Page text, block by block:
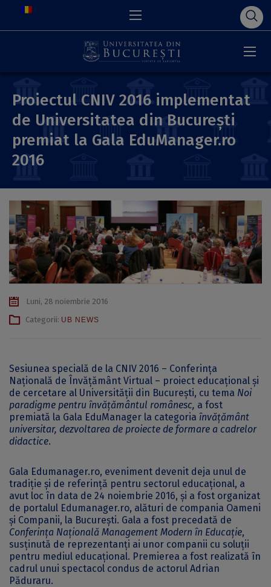
Proiectul CNIV 2016 implementat
de Universitatea din București
premiat la Gala EduManager.ro
2016
Luni, 28 noiembrie 2016
Categorii: UB NEWS
Sesiunea specială de la CNIV 2016 – Conferința
Națională de Învățământ Virtual – proiect educațional și
de cercetare al Universității din București, cu tema Noi
paradigme pentru învățământul românesc, a fost
premiată la Gala EduManager la categoria învățământ
universitar, dezvoltarea de proiecte de formare a cadrelor
didactice.
Gala Edumanager.ro, eveniment devenit deja unul de
tradiţie şi de referinţă pentru sectorul educaţional, a
avut loc în data de 24 noiembrie 2016, și a fost organizat
de portalul Edumanager.ro, alături de compania Oameni
şi Companii, la Bucureşti. Gala a fost precedată de
Conferinţa Naţională Management Modern în Educaţie,
susținută de reprezentanți ai unor companii cu soluţii
pentru mediul educaţional. Premierea a fost realizată în
cadrul unui spectacol condus de actorul Adrian
Păduraru.